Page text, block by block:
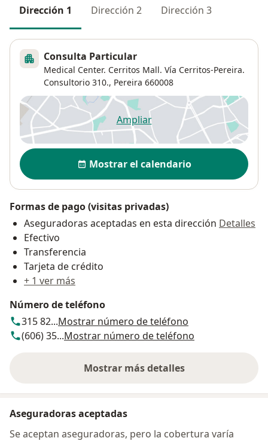
Dirección 1 Dirección 2 Dirección 3
Consulta Particular
Medical Center. Cerritos Mall. Vía Cerritos-Pereira.
Consultorio 310., Pereira 660008
Ampliarse abre en una nueva
Disponibilidad
Mostrar el calendario
Formas de pago (visitas privadas)
Aseguradoras aceptadas en esta dirección Detalles
Efectivo
Transferencia
Tarjeta de crédito
+ 1 ver más
Número de teléfono
315 82...Mostrar número de teléfono
(606) 35...Mostrar número de teléfono
Mostrar más detalles
sobre la dirección
Aseguradoras aceptadas
Se aceptan aseguradoras, pero la cobertura varía